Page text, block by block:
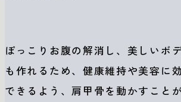
ぽっこりお腹の解消し、美しいボ
も作れるため、健康維持や美容に
できるよう、肩甲骨を動かすこと